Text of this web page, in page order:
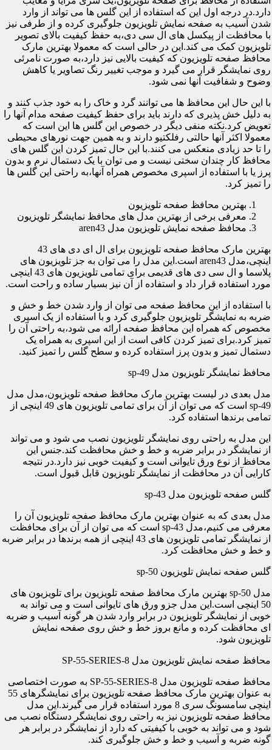
دارد.در درجه اول این که استفاده از این گلس ها می تواند از وارد
شدن آسیب به صفحه نمایش تلویزیون جلوگیری کرده و از طرفی نیز
با محافظت از پیکسل های ال سی دی،به حفظ کیفیت بالای تصویر
تلویزیون کمک می کند.این در حالی است که معمولا بهترین مارک
محافظ صفحه تلویزیون که کیفیت بالایی نیز دارد،به صورت نامرئی
روی نمایشگر قرار می گیرد و موجب تغییر رنگ تصاویر یا کاهش
وضوح و شفافیت آنها نمی شود.
با این حال این محافظ ها می توانند گرد و خاک را به خود جذب کنند و
به دلیل خش پذیری که دارند باید برای حفظ کیفیت صفحه مدام آنها را
تعویض کرد.نکته منفی دیگر در خصوص این گلس ها این است که
معمولا اکثر آنها حالتی رفلکتیو دارند و به همین جهت نورهای محیطی
را تا حد زیادی منعکس می کنند.با این حال تمیز کردن این گلس های
محافظ کار چندان سختی نیست و می توان با یک دستمال نرم و بدون
پرز یا با استفاده از اسپری مخصوص همراه آنها،به راحتی این گلس ها
را تمیز کرد.
بهترین محافظ صفحه تلویزیون
معرفی برخی از بهترین مدل های محافظ نمایشگر تلویزیون
محافظ صفحه نمایش تلویزیون مدل aren43
بهترین مارک محافظ صفحه تلویزیون برای ال ای دی های 43
اینچی،مدل aren43 است.این مدل را می توان به جز تلویزیون های
پلاسما و ال سی دی های قدیمی برای تمامی تلویزیون های 43 اینچی
مورد استفاده قرار داد و استفاده از آن نیز بسیار ساده و راحت است.
با استفاده از این محافظ صفحه می توان از وارد شدن خط و خش و
ضربه به نمایشگر تلویزیون جلوگیری کرد و با استفاده از یک اسپری
مخصوص که همراه این محافظ صفحه ارائه می شود،به راحتی آن را
تمیز کرد.برای تمیز کردن کافی است از این اسپری به همراه یک
دستمال تمیز و بدون پرز استفاده کرده و سطح گلس را تمیز کنید.
محافظ نمایشگر تلویزیون مدل sp-49
مدل بعدی در لیست بهترین مارک محافظ صفحه تلویزیون،مدل مدل
sp-49 است که می توان از آن برای تمامی تلویزیون های 49 اینچی از
تمامی برندها استفاده کرد.
این مدل به راحتی روی نمایشگر تلویزیون نصب می شود و می تواند
از نمایشگر در برابر ضربه و خط و خش محافظت کند.جنس این
محافظ از نوع ورق تایوانی است و کیفیت خوبی نیز دارد.در نتیجه
کارایی آن در محافظت از نمایشگر تلویزیون قابل قبول است.
گلس صفحه تلویزیون مدل sp-43
مدل بعدی که به عنوان بهترین مارک محافظ صفحه تلویزیون آن را
معرفی می کنیم،مدل sp-43 است که می توان از آن برای محافظت
از نمایشگر تمامی تلویزیون های 43 اینچی از همه برندها در برابر ضربه
و خط و خش محافظت کرد.
گلس صفحه نمایش تلویزیون sp-50
مدل sp-50 بهترین مارک محافظ صفحه تلویزیون برای تلویزیون های
50 اینچی است.این مدل جزو ورق های تایوانی است و می تواند به
خوبی از نمایشگر تلویزیون در برابر وارد شدن هر گونه آسیب و ضربه
ای محافظت کرده و مانع بروز خط و خش روی صفحه نمایش
تلویزیون شود.
محافظ صفحه نمایش تلویزیون مدل SP-55-SERIES-8
محافظ صفحه تلویزیون مدل SP-55-SERIES-8 به صورت اختصاصی
به عنوان بهترین مارک محافظ صفحه تلویزیون برای نمایشگرهای 55
اینچی سامسونگ سری 8 مورد استفاده قرار می گیرند.این مدل
محافظ صفحه تلویزیون نیز به راحتی روی نمایشگر دستگاه نصب می
شود و می تواند به خوبی با کیفیتی که دارد از نمایشگر در برابر هر
گونه ضربه و آسیب و خط و خش جلوگیری کند.